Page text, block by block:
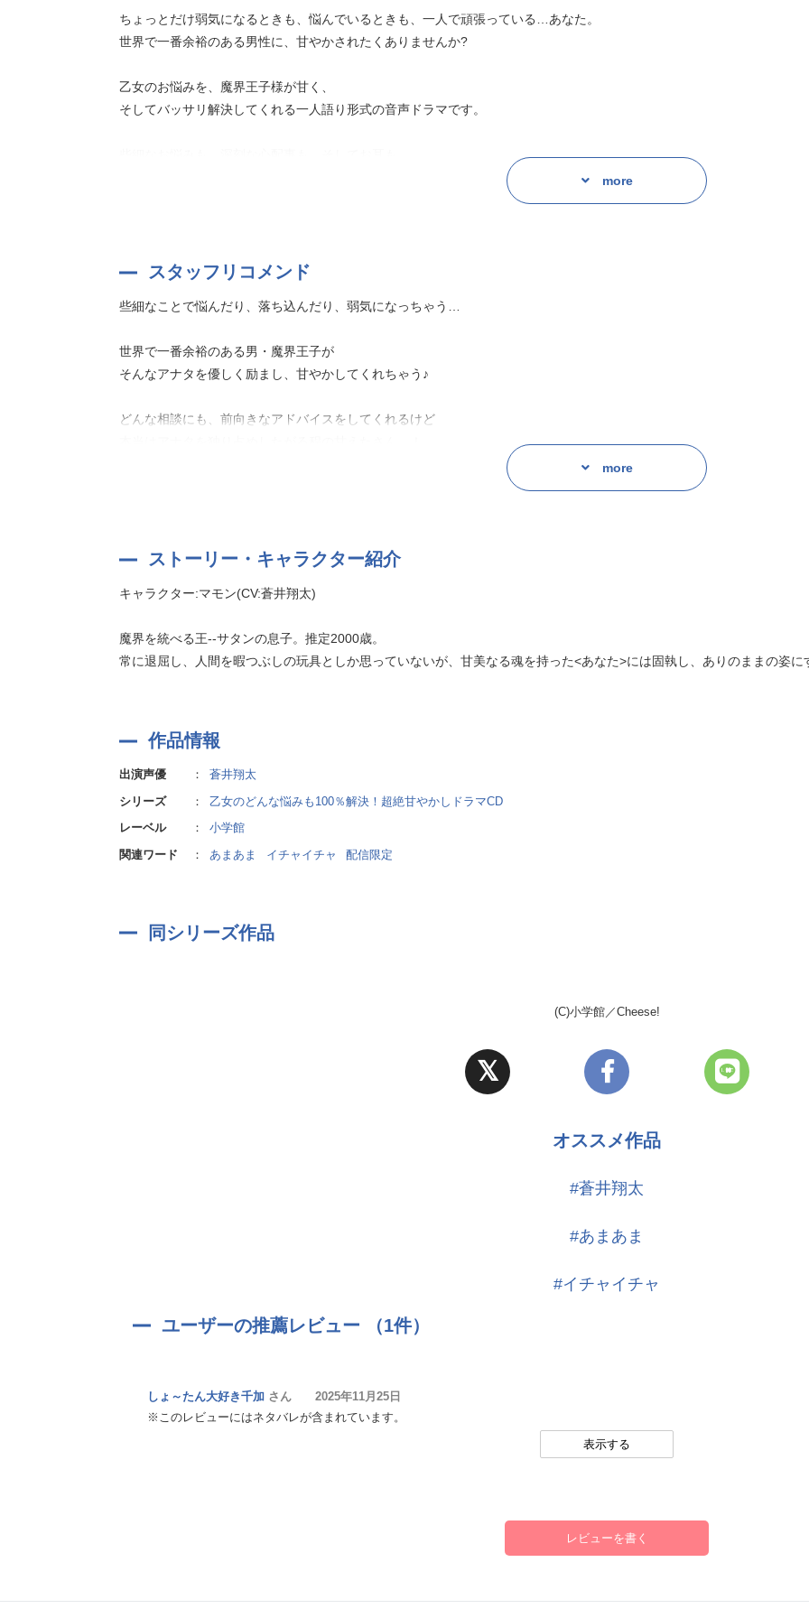
ちょっとだけ弱気になるときも、悩んでいるときも、一人で頑張っている…あなた。
世界で一番余裕のある男性に、甘やかされたくありませんか?
乙女のお悩みを、魔界王子様が甘く、
そしてバッサリ解決してくれる一人語り形式の音声ドラマです。
Cheese!公式サイト
more
スタッフリコメンド
些細なことで悩んだり、落ち込んだり、弱気になっちゃう…
世界で一番余裕のある男・魔界王子が
そんなアナタを優しく励まし、甘やかしてくれちゃう♪
どんな相談にも、前向きなアドバイスをしてくれるけど
おすすめ作品です☆
more
ストーリー・キャラクター紹介
キャラクター:マモン(CV:蒼井翔太)
魔界を統べる王--サタンの息子。推定2000歳。
常に退屈し、人間を暇つぶしの玩具としか思っていないが、甘美なる魂を持った<あなた>には固執し、ありのままの姿に
作品情報
出演声優 ：
蒼井翔太
シリーズ
：
乙女のどんな悩みも100％解決！超絶甘やかしドラマCD
レーベル
：
小学館
関連ワード
： あまあま イチャイチャ 配信限定
同シリーズ作品
(C)小学館／Cheese!
オススメ作品
#蒼井翔太
#あまあま
#イチャイチャ
ユーザーの推薦レビュー （1件）
しょ～たん大好き千加 さん 2025年11月25日
※このレビューにはネタバレが含まれています。
表示する
レビューを書く